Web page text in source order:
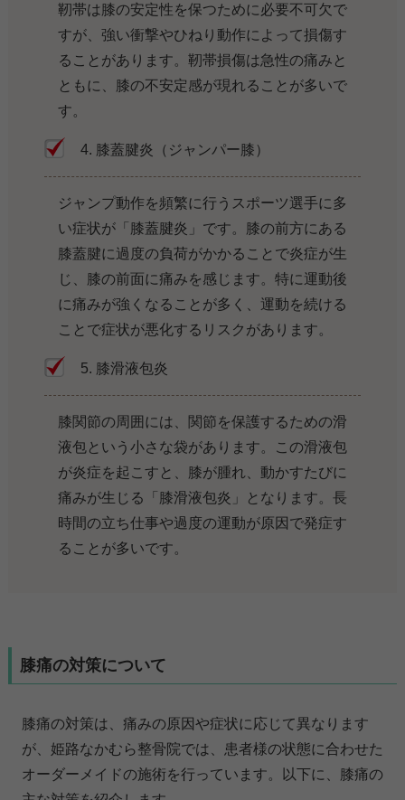
靭帯は膝の安定性を保つために必要不可欠で
すが、強い衝撃やひねり動作によって損傷す
ることがあります。靭帯損傷は急性の痛みと
ともに、膝の不安定感が現れることが多いで
す。
4. 膝蓋腱炎（ジャンパー膝）
ジャンプ動作を頻繁に行うスポーツ選手に多
い症状が「膝蓋腱炎」です。膝の前方にある
膝蓋腱に過度の負荷がかかることで炎症が生
じ、膝の前面に痛みを感じます。特に運動後
に痛みが強くなることが多く、運動を続ける
ことで症状が悪化するリスクがあります。
5. 膝滑液包炎
膝関節の周囲には、関節を保護するための滑
液包という小さな袋があります。この滑液包
が炎症を起こすと、膝が腫れ、動かすたびに
痛みが生じる「膝滑液包炎」となります。長
時間の立ち仕事や過度の運動が原因で発症す
ることが多いです。
膝痛の対策について
膝痛の対策は、痛みの原因や症状に応じて異なります
が、姫路なかむら整骨院では、患者様の状態に合わせた
オーダーメイドの施術を行っています。以下に、膝痛の